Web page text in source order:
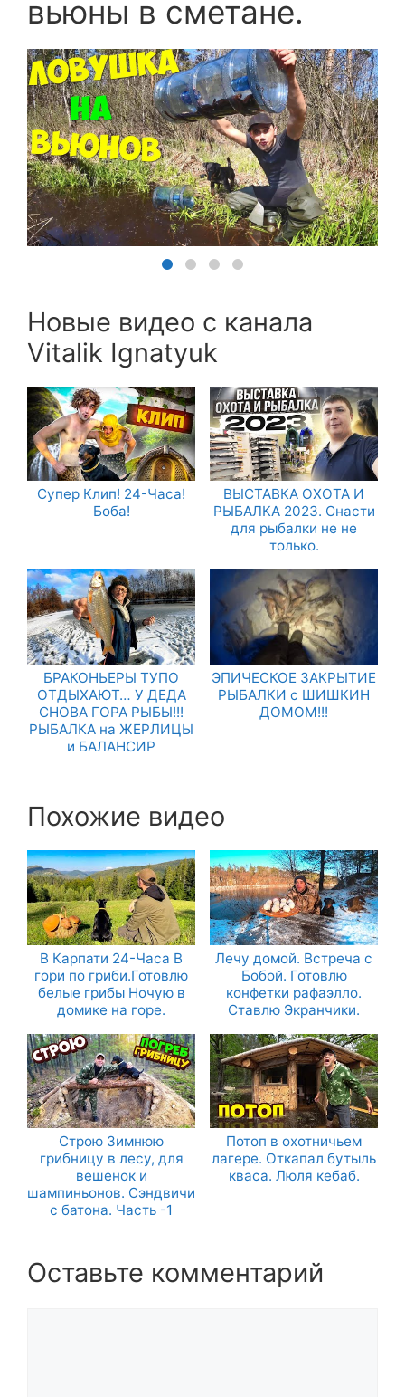
вьюны в сметане.
Новые видео с канала
Vitalik Ignatyuk
Супер Клип! 24-Часа!
Боба!
ВЫСТАВКА ОХОТА И
РЫБАЛКА 2023. Снасти
для рыбалки не не
только.
БРАКОНЬЕРЫ ТУПО
ОТДЫХАЮТ… У ДЕДА
СНОВА ГОРА РЫБЫ!!!
РЫБАЛКА на ЖЕРЛИЦЫ
и БАЛАНСИР
ЭПИЧЕСКОЕ ЗАКРЫТИЕ
РЫБАЛКИ с ШИШКИН
ДОМОМ!!!
Похожие видео
В Карпати 24-Часа В
гори по гриби.Готовлю
белые грибы Ночую в
домике на горе.
Лечу домой. Встреча с
Бобой. Готовлю
конфетки рафаэлло.
Ставлю Экранчики.
Строю Зимнюю
грибницу в лесу, для
вешенок и
шампиньонов. Сэндвичи
с батона. Часть -1
Потоп в охотничьем
лагере. Откапал бутыль
кваса. Люля кебаб.
Оставьте комментарий